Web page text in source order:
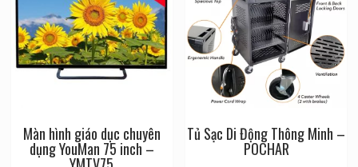
Màn hình giáo dục chuyên
dụng YouMan 75 inch –
Tủ Sạc Di Động Thông Minh –
POCHAR